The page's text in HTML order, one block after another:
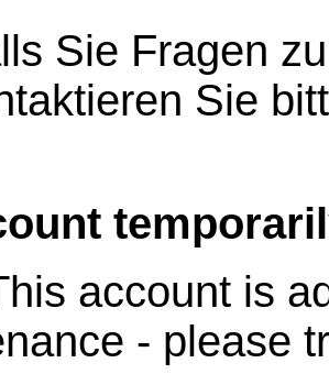
Sie Fragen
Sie
account is
- please